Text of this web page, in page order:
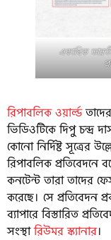
একাধিক
রিপাবলিক ওয়ার্ল্ড
ভিডিওটিকে দিপু চন্দ্র
কোনো নির্দিষ্ট সূত্রের
রিপাবলিক প্রতিবেদনে
কনটেন্ট তারা তাদের
করেছে। সে প্রতিবেদন
ব্যাপারে বিস্তারিত
সংস্থারিউমর স্ক্যানার।